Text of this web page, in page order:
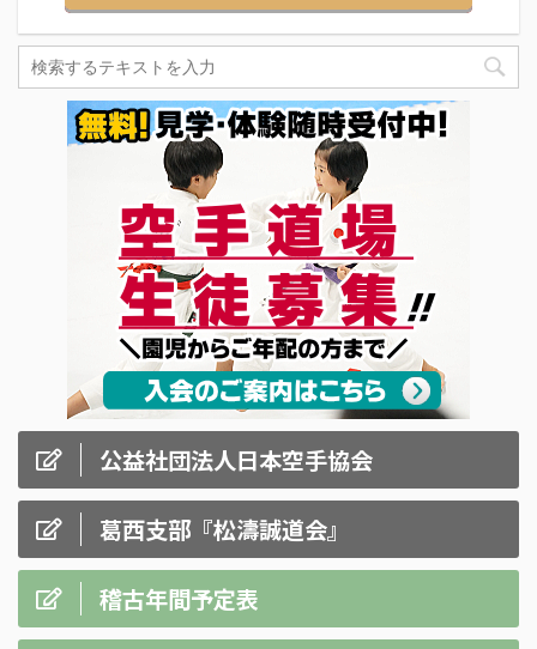
公益社団法人日本空手協会
葛西支部『松濤誠道会』
稽古年間予定表